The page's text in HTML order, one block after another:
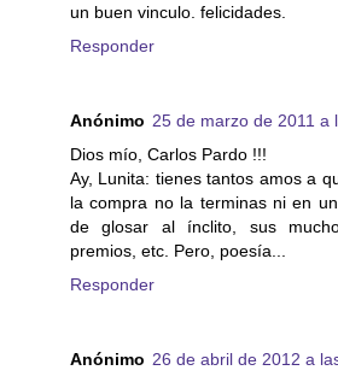
un buen vinculo. felicidades.
Responder
Anónimo 25 de marzo de 2011 a
Dios mío, Carlos Pardo !!!
Ay, Lunita: tienes tantos amos a
la compra no la terminas ni en
de glosar al ínclito, sus
premios, etc. Pero, poesía...
Responder
Anónimo 26 de abril de 2012 a